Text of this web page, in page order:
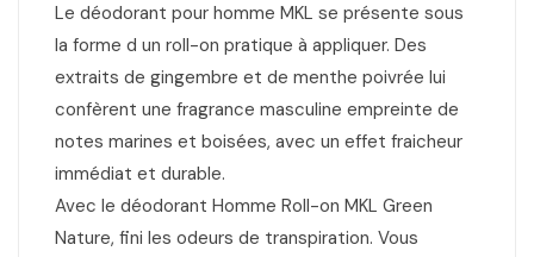
Le déodorant pour homme MKL se présente sous
la forme d un roll-on pratique à appliquer. Des
extraits de gingembre et de menthe poivrée lui
confèrent une fragrance masculine empreinte de
notes marines et boisées, avec un effet fraicheur
immédiat et durable.
Avec le déodorant Homme Roll-on MKL Green
Nature, fini les odeurs de transpiration. Vous